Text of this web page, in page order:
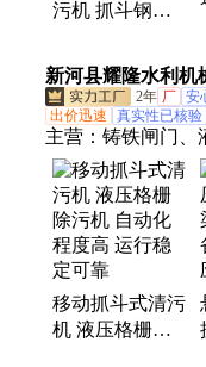
污机 抓斗钢丝
皮带输送机 运
腾z002
新河县耀隆水利机
2年 厂 安
出价迅速
真实性已核验
主营： 铸铁闸门、
机、不锈钢闸门
移动抓斗式清污
机 液压格栅除